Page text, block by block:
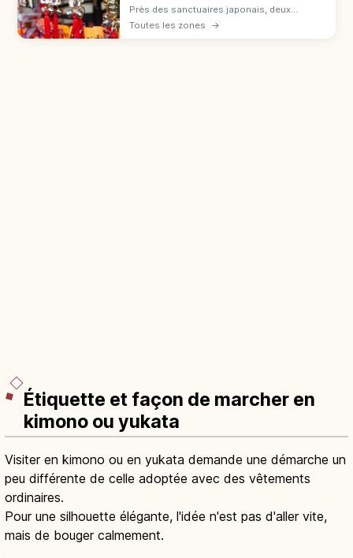
Près des sanctuaires japonais, deux
catégories : juyohin sacrés (omamori,
Toutes les zones →
Étiquette et façon de marcher en
kimono ou yukata
Visiter en kimono ou en yukata demande une démarche un
peu différente de celle adoptée avec des vêtements
ordinaires.
Pour une silhouette élégante, l'idée n'est pas d'aller vite,
mais de bouger calmement.